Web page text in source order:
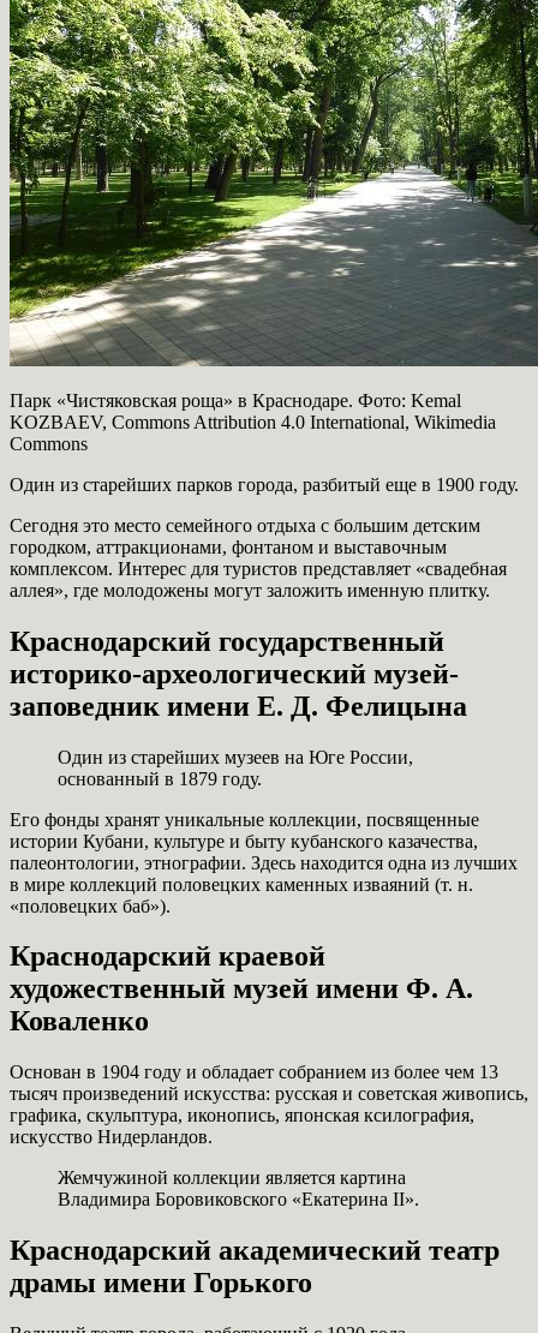
Парк «Чистяковская роща» в Краснодаре. Фото: Kemal
KOZBAEV, Commons Attribution 4.0 International, Wikimedia
Commons
Один из старейших парков города, разбитый еще в 1900 году.
Сегодня это место семейного отдыха с большим детским
городком, аттракционами, фонтаном и выставочным
комплексом. Интерес для туристов представляет «свадебная
аллея», где молодожены могут заложить именную плитку.
Краснодарский государственный
историко-археологический музей-
заповедник имени Е. Д. Фелицына
Один из старейших музеев на Юге России,
основанный в 1879 году.
Его фонды хранят уникальные коллекции, посвященные
истории Кубани, культуре и быту кубанского казачества,
палеонтологии, этнографии. Здесь находится одна из лучших
в мире коллекций половецких каменных изваяний (т. н.
«половецких баб»).
Краснодарский краевой
художественный музей имени Ф. А.
Коваленко
Основан в 1904 году и обладает собранием из более чем 13
тысяч произведений искусства: русская и советская живопись,
графика, скульптура, иконопись, японская ксилография,
искусство Нидерландов.
Жемчужиной коллекции является картина
Владимира Боровиковского «Екатерина II».
Краснодарский академический театр
драмы имени Горького